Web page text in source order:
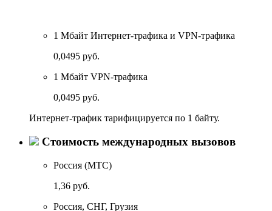
1 Мбайт Интернет-трафика и VPN-трафика
0,0495 руб.
1 Мбайт VPN-трафика
0,0495 руб.
Интернет-трафик тарифицируется по 1 байту.
Стоимость международных вызовов
Россия (МТС)
1,36 руб.
Россия, СНГ, Грузия